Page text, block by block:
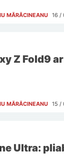
MĂRĂCINEANU 16 /
Z Fold9
MĂRĂCINEANU 15 /
Ultra: